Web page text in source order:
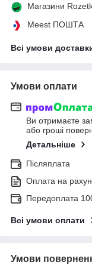
Магазини
Meest ПОШТА
Всі умови
Умови оплати
Ви отримаєте
або гроші
Детальніше
Післяплата
Оплата на
Передоплата
Всі умови оплати
Умови